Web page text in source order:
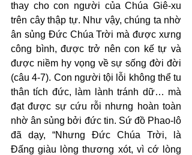
thay cho con người của Chúa Giê-xu
trên cây thập tự. Như vậy, chúng ta nhờ
ân sủng Đức Chúa Trời mà được xưng
công bình, được trở nên con kế tự và
được niềm hy vọng về sự sống đời đời
(câu 4-7). Con người tội lỗi không thể tu
thân tích đức, làm lành tránh dữ… mà
đạt được sự cứu rỗi nhưng hoàn toàn
nhờ ân sủng bởi đức tin. Sứ đồ Phao-lô
đã dạy, “Nhưng Đức Chúa Trời, là
Đấng giàu lòng thương xót, vì cớ lòng